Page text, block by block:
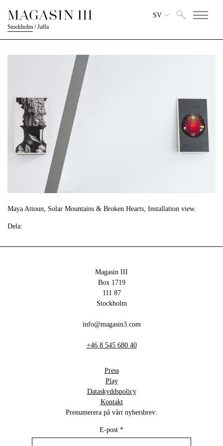
Stockholm /Jaffa
SV
Maya Attoun, Solar Mountains & Broken Hearts, Installation view.
Dela:
Magasin III
Box 1719
111 87
Stockholm
info@magasin3.com
+46 8 545 680 40
Press
Play
Dataskyddspolicy
Kontakt
Prenumerera på vårt nyhetsbrev:
E-post *